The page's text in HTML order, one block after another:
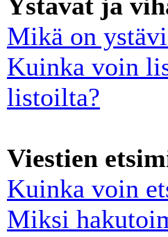
Mikä on
Kuinka voin
listoilta?
Viestien
Kuinka voin
Miksi